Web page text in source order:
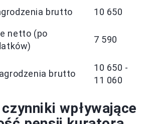
brutto 10 650
netto (po
7 590
brutto
10 650 -
11 060
wpływające